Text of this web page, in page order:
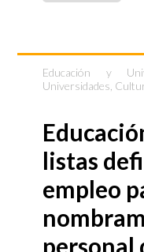
Educación y
Universidades,
listas
empleo
personal